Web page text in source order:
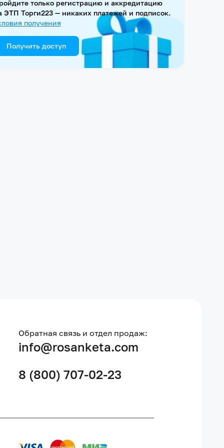
только регистрацию и аккредитацию
ЭТП Торги223 — никаких платежей и подписок.
получения
Получить доступ
Обратная связь и отдел продаж:
info@rosanketa.com
8 (800) 707-02-23